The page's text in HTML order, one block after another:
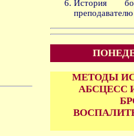
История
МЕТОДЫ
АБСЦЕСС